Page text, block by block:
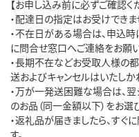
【お申し込み前に必ずご確認く
・配達日の指定はお受けできま
・不在日がある場合は、申込
に問合せ窓口へご連絡をお願い
・長期不在などお受取人様の
送およびキャンセルはいたしか
・万が一発送困難な場合は、
のお品（同一金額以下）をお選
・返礼品が届きましたら、す
す。